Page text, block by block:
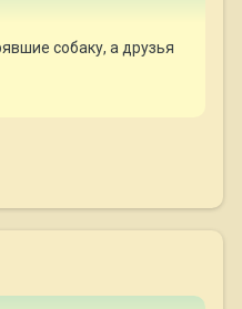
собаку, а друзья